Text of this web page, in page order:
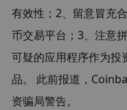
有效性；2、留意冒充
币交易平台；3、注意
可疑的应用程序作为投
品。 此前报道，
资骗局警告。